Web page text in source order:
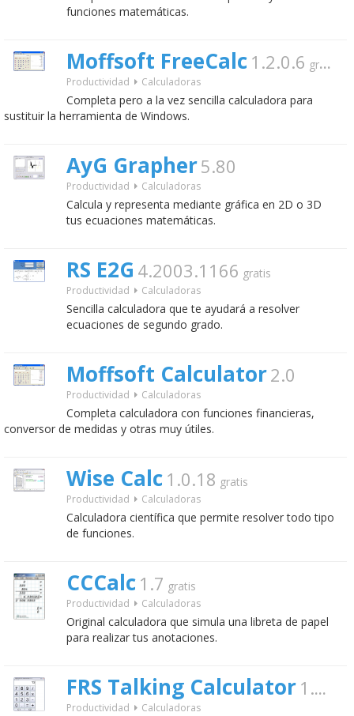
funciones matemáticas.
Moffsoft FreeCalc 1.2.0.6 gratis
Productividad Calculadoras
Completa pero a la vez sencilla calculadora para
sustituir la herramienta de Windows.
AyG Grapher5.80
Productividad Calculadoras
Calcula y representa mediante gráfica en 2D o 3D
tus ecuaciones matemáticas.
RS E2G 4.2003.1166 gratis
Productividad Calculadoras
Sencilla calculadora que te ayudará a resolver
ecuaciones de segundo grado.
Moffsoft Calculator2.0
Productividad Calculadoras
Completa calculadora con funciones financieras,
conversor de medidas y otras muy útiles.
Wise Calc 1.0.18 gratis
Productividad Calculadoras
Calculadora científica que permite resolver todo tipo
de funciones.
CCCalc 1.7 gratis
Productividad Calculadoras
Original calculadora que simula una libreta de papel
para realizar tus anotaciones.
FRS Talking Calculator 1.3.1
Productividad Calculadoras